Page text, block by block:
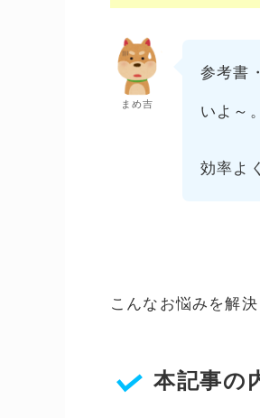
まめ吉
参考書
いよ～。
効率よ
こんなお悩みを解決
本記事の